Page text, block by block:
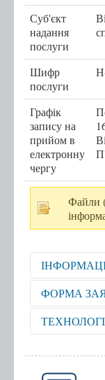
с.
с.
с.
Послуги
Послуги
захисниць
е-
Послуги
Послуги
Перелік
Державні
Запис на
Черга
Суб'єкт
надання
послуги
Шифр
послуги
Графік
запису на
прийом в
електронну
чергу
Файли
Відкрити
ФОРМА
Відкрити